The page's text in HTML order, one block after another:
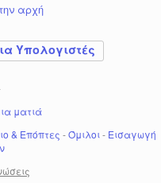
αρχή
Υπολογιστές
ματιά
& Επόπτες -Όμιλοι- Εισαγωγή